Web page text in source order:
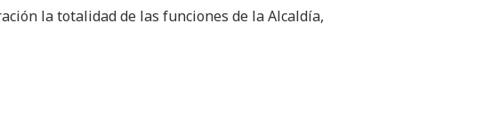
la totalidad de las funciones de la Alcaldía,